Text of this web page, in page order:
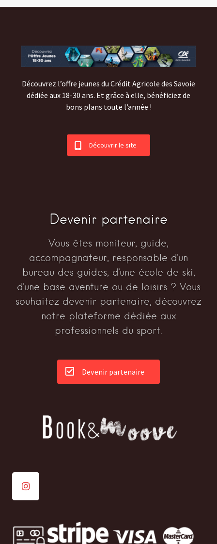
Découvrez l’offre jeunes du Crédit Agricole des Savoie
dédiée aux 18-30 ans. Et grâce à elle, bénéficiez de
bons plans toute l’année !
Découvrir le site
Devenir partenaire
Vous êtes moniteur, guide,
accompagnateur, responsable d'un
bureau des guides, d'une école de ski,
d'une base aventure ou de loisirs ? Vous
souhaitez devenir partenaire, découvrez
notre plateforme dédiée aux
professionnels du sport.
Devenir partenaire